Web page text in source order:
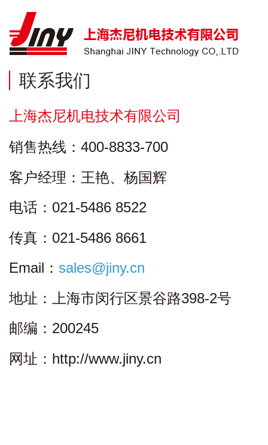
联系我们
上海杰尼机电技术有限公司
销售热线：400-8833-700
客户经理：王艳、杨国辉
电话：021-5486 8522
传真：021-5486 8661
Email： sales@jiny.cn
地址：上海市闵行区景谷路398-2号
邮编：200245
网址：http://www.jiny.cn